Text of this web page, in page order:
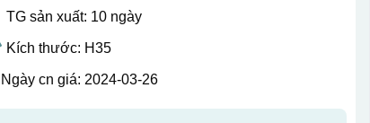
TG sản xuất: 10 ngày
Kích thước: H35
Ngày cn giá: 2024-03-26